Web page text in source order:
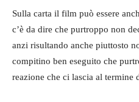
Sulla carta il film può essere
c’è da dire che purtroppo non
anzi risultando anche piuttosto
compitino ben eseguito che
reazione che ci lascia al termine